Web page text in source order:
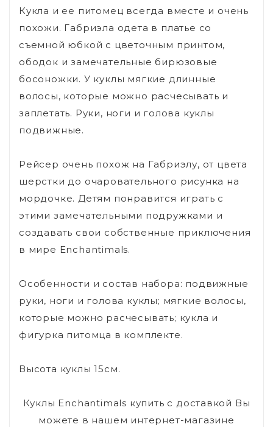
Кукла и ее питомец всегда вместе и очень
похожи. Габриэла одета в платье со
съемной юбкой с цветочным принтом,
ободок и замечательные бирюзовые
босоножки. У куклы мягкие длинные
волосы, которые можно расчесывать и
заплетать. Руки, ноги и голова куклы
подвижные.
Рейсер очень похож на Габриэлу, от цвета
шерстки до очаровательного рисунка на
мордочке. Детям понравится играть с
этими замечательными подружками и
создавать свои собственные приключения
в мире Enchantimals.
Особенности и состав набора: подвижные
руки, ноги и голова куклы; мягкие волосы,
которые можно расчесывать; кукла и
фигурка питомца в комплекте.
Высота куклы 15см.
Куклы Enchantimals купить с доставкой Вы
можете в нашем интернет-магазине